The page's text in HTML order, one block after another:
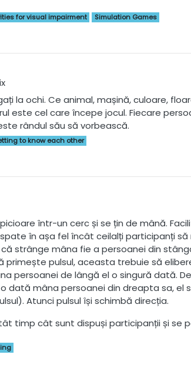
for visual impairment Simulation Games
la ochi. Ce animal, mașină, culoare,
este cel care începe jocul. Fiecare
rândul său să vorbească.
to know each other
într-un cerc și se țin de mână.
în așa fel încât ceilalți participanți
strânge mâna fie a persoanei din
primește pulsul, aceasta trebuie să
persoanei de lângă el o singură dată.
dată mâna persoanei din dreapta sa,
Atunci pulsul își schimbă direcția.
timp cât sunt dispuși participanții și se